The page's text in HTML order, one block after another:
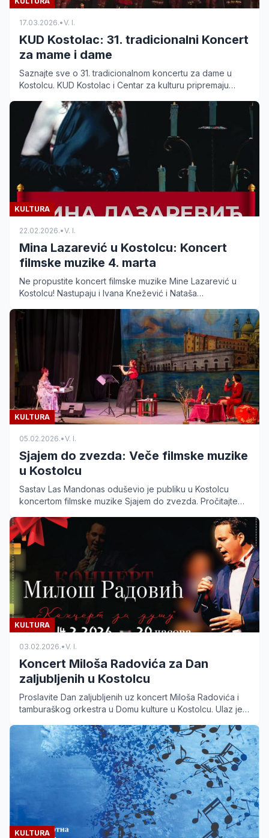
17.03.2026.•V. I.
KUD Kostolac: 31. tradicionalni Koncert
za mame i dame
Saznajte sve o 31. tradicionalnom koncertu za dame u
Kostolcu. KUD Kostolac i Centar za kulturu pripremaju
KULTURA
22.02.2026.•V. I.
Mina Lazarević u Kostolcu: Koncert
filmske muzike 4. marta
Ne propustite koncert filmske muzike Mine Lazarević u
Kostolcu! Nastupaju i Ivana Knežević i Nataša
KULTURA
05.02.2026.•V. I.
Sjajem do zvezda: Veče filmske muzike
u Kostolcu
Sastav Las Mandonas oduševio je publiku u Kostolcu
koncertom filmske muzike Sjajem do zvezda. Pročitajte
KULTURA
03.02.2026.•V. I.
Koncert Miloša Radovića za Dan
zaljubljenih u Kostolcu
Proslavite Dan zaljubljenih uz koncert Miloša Radovića i
tamburaškog orkestra u Domu kulture u Kostolcu. Ulaz je
KULTURA